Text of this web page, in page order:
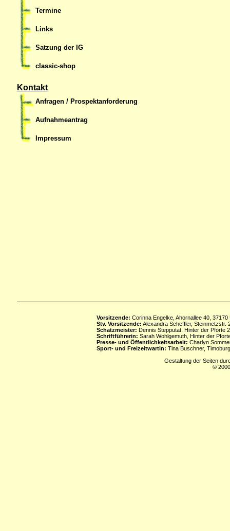
Termine
Links
Satzung der IG
classic-shop
Kontakt
Anfragen / Prospektanforderung
Aufnahmeantrag
Impressum
Vorsitzende: Corinna Engelke, Ahornallee 40,
Stv. Vorsitzende: Alexandra Scheffler, Steinmetzstr.
Schatzmeister: Dennis Stepputat, Hinter der Pforte
Schriftführerin: Sarah Wohlgemuth, Hinter der
Presse- und Öffentlichkeitsarbeit: Charlyn
Sport- und Freizeitwartin: Tina Buschner,
Gestaltung der Seiten
©